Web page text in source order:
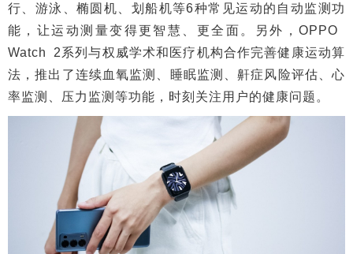
行、游泳、椭圆机、划船机等6种常见运动的自动监测功
能，让运动测量变得更智慧、更全面。另外，OPPO
Watch 2系列与权威学术和医疗机构合作完善健康运动算
法，推出了连续血氧监测、睡眠监测、鼾症风险评估、心
率监测、压力监测等功能，时刻关注用户的健康问题。